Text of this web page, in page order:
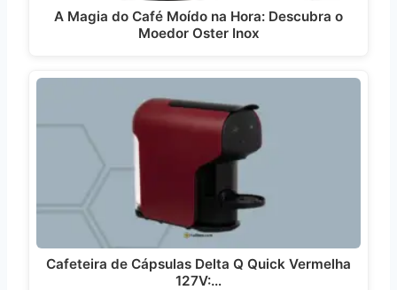
A Magia do Café Moído na Hora: Descubra o
Moedor Oster Inox
Cafeteira de Cápsulas Delta Q Quick Vermelha
127V:…